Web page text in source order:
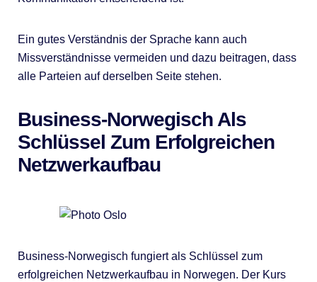
Ein gutes Verständnis der Sprache kann auch
Missverständnisse vermeiden und dazu beitragen, dass
alle Parteien auf derselben Seite stehen.
Business-Norwegisch Als
Schlüssel Zum Erfolgreichen
Netzwerkaufbau
Business-Norwegisch fungiert als Schlüssel zum
erfolgreichen Netzwerkaufbau in Norwegen. Der Kurs